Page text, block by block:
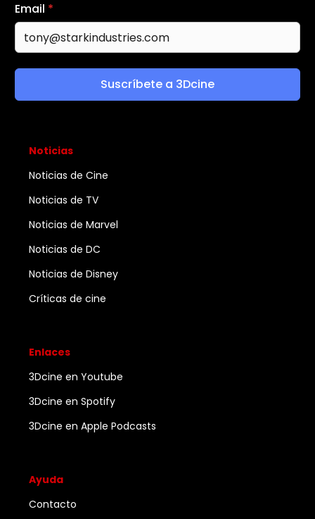
Email *
Suscríbete a 3Dcine
Noticias
Noticias de Cine
Noticias de TV
Noticias de Marvel
Noticias de DC
Noticias de Disney
Críticas de cine
Enlaces
3Dcine en Youtube
3Dcine en Spotify
3Dcine en Apple Podcasts
Ayuda
Contacto